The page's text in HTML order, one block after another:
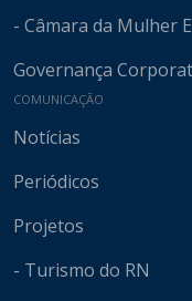
- Câmara da Mulher
Governança
COMUNICAÇÃO
Notícias
Periódicos
Projetos
- Turismo do RN